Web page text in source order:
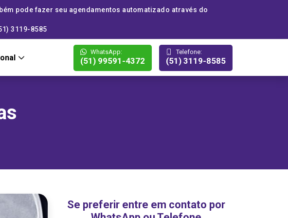
pode fazer seu agendamentos automatizado através do
3119-8585
WhatsApp:
(51) 99591-4372
Telefone:
(51) 3119-8585
Se preferir entre em contato por